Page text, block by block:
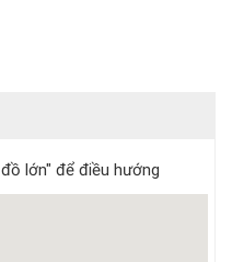
lớn" để điều hướng